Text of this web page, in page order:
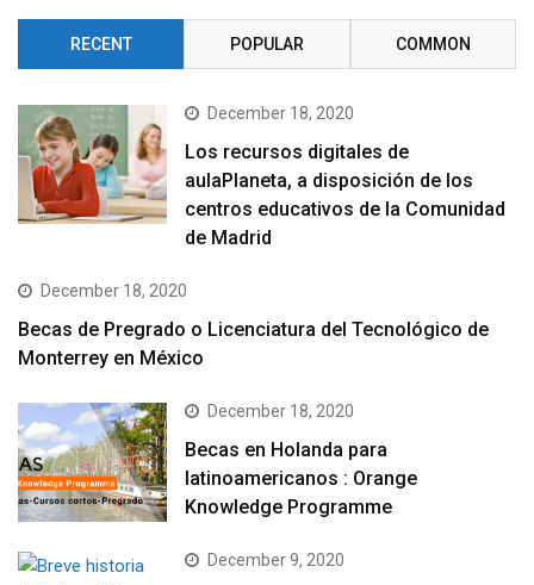
RECENT POPULAR COMMON
December 18, 2020
Los recursos digitales de
aulaPlaneta, a disposición de los
centros educativos de la Comunidad
de Madrid
December 18, 2020
Becas de Pregrado o Licenciatura del Tecnológico de
Monterrey en México
December 18, 2020
Becas en Holanda para
latinoamericanos : Orange
Knowledge Programme
December 9, 2020